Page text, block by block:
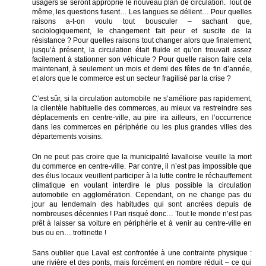
usagers se seront approprié le nouveau plan de circulation. Tout de
même, les questions fusent… Les langues se délient… Pour quelles
raisons a-t-on voulu tout bousculer – sachant que,
sociologiquement, le changement fait peur et suscite de la
résistance ? Pour quelles raisons tout changer alors que finalement,
jusqu’à présent, la circulation était fluide et qu’on trouvait assez
facilement à stationner son véhicule ? Pour quelle raison faire cela
maintenant, à seulement un mois et demi des fêtes de fin d’année,
et alors que le commerce est un secteur fragilisé par la crise ?
C’est sûr, si la circulation automobile ne s’améliore pas rapidement,
la clientèle habituelle des commerces, au mieux va restreindre ses
déplacements en centre-ville, au pire ira ailleurs, en l’occurrence
dans les commerces en périphérie ou les plus grandes villes des
départements voisins.
On ne peut pas croire que la municipalité lavalloise veuille la mort
du commerce en centre-ville. Par contre, il n’est pas impossible que
des élus locaux veuillent participer à la lutte contre le réchauffement
climatique en voulant interdire le plus possible la circulation
automobile en agglomération. Cependant, on ne change pas du
jour au lendemain des habitudes qui sont ancrées depuis de
nombreuses décennies ! Pari risqué donc… Tout le monde n’est pas
prêt à laisser sa voiture en périphérie et à venir au centre-ville en
bus ou en… trottinette !
Sans oublier que Laval est confrontée à une contrainte physique :
une rivière et des ponts, mais forcément en nombre réduit – ce qui